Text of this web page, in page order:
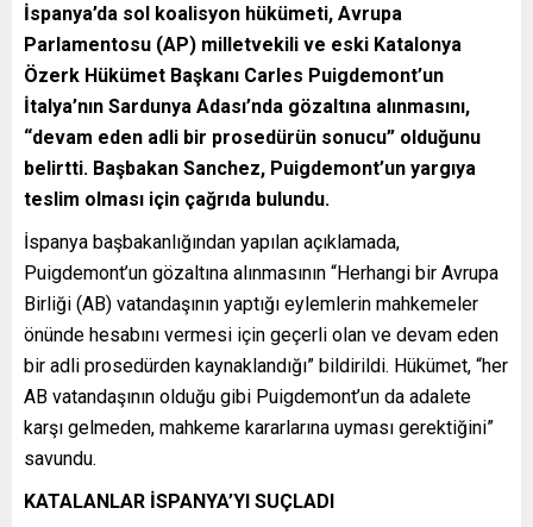
İspanya’da sol koalisyon hükümeti, Avrupa
Parlamentosu (AP) milletvekili ve eski Katalonya
Özerk Hükümet Başkanı Carles Puigdemont’un
İtalya’nın Sardunya Adası’nda gözaltına alınmasını,
“devam eden adli bir prosedürün sonucu” olduğunu
belirtti. Başbakan Sanchez, Puigdemont’un yargıya
teslim olması için çağrıda bulundu.
İspanya başbakanlığından yapılan açıklamada,
Puigdemont’un gözaltına alınmasının “Herhangi bir Avrupa
Birliği (AB) vatandaşının yaptığı eylemlerin mahkemeler
önünde hesabını vermesi için geçerli olan ve devam eden
bir adli prosedürden kaynaklandığı” bildirildi. Hükümet, “her
AB vatandaşının olduğu gibi Puigdemont’un da adalete
karşı gelmeden, mahkeme kararlarına uyması gerektiğini”
savundu.
KATALANLAR İSPANYA’YI SUÇLADI